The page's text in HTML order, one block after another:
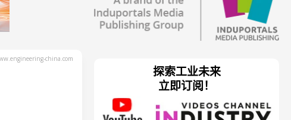
china.com
探索工业未来
立即订阅！